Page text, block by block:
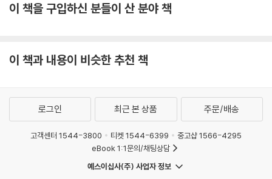
이 책을 구입하신 분들이 산 분야 책
이 책과 내용이 비슷한 추천 책
로그인 최근 본 상품 주문/배송
고객센터 1544-3800 티켓 1544-6399
중고샵 1566-4295
eBook 1:1문의/채팅상담
예스이십사(주) 사업자 정보